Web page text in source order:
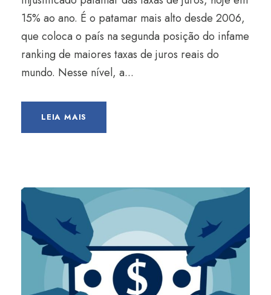
15% ao ano. É o patamar mais alto desde 2006,
que coloca o país na segunda posição do infame
ranking de maiores taxas de juros reais do
mundo. Nesse nível, a...
LEIA MAIS